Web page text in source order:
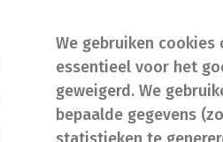
We gebruiken
essentieel voor het
geweigerd. We
bepaalde gegevens
van nood
vragen (FAQ)